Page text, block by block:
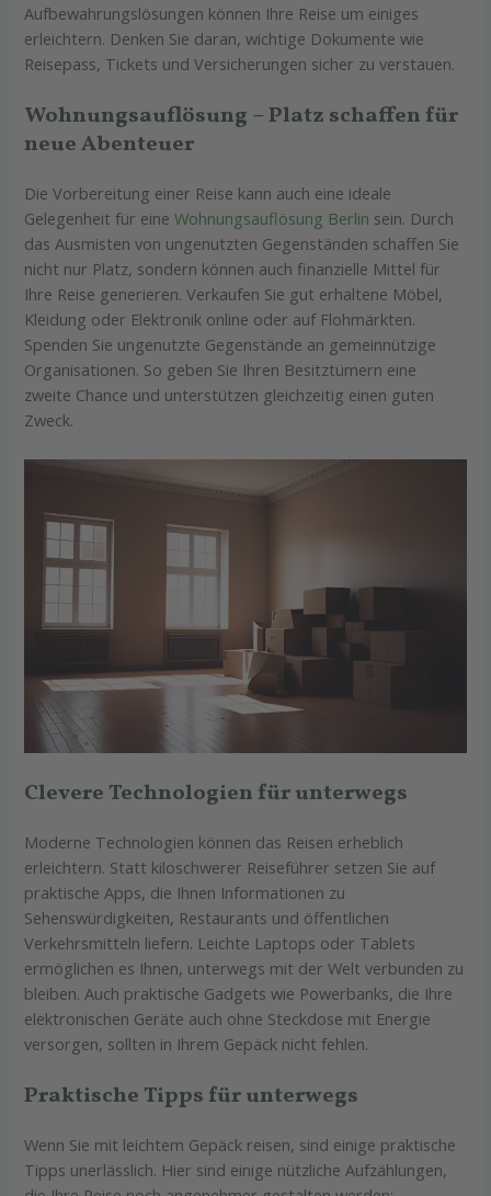
Aufbewahrungslösungen können Ihre Reise um einiges
erleichtern. Denken Sie daran, wichtige Dokumente wie
Reisepass, Tickets und Versicherungen sicher zu verstauen.
Wohnungsauflösung – Platz schaffen für
neue Abenteuer
Die Vorbereitung einer Reise kann auch eine ideale
Gelegenheit für eineWohnungsauflösung Berlin sein. Durch
das Ausmisten von ungenutzten Gegenständen schaffen Sie
nicht nur Platz, sondern können auch finanzielle Mittel für
Ihre Reise generieren. Verkaufen Sie gut erhaltene Möbel,
Kleidung oder Elektronik online oder auf Flohmärkten.
Spenden Sie ungenutzte Gegenstände an gemeinnützige
Organisationen. So geben Sie Ihren Besitztümern eine
zweite Chance und unterstützen gleichzeitig einen guten
Zweck.
Clevere Technologien für unterwegs
Moderne Technologien können das Reisen erheblich
erleichtern. Statt kiloschwerer Reiseführer setzen Sie auf
praktische Apps, die Ihnen Informationen zu
Sehenswürdigkeiten, Restaurants und öffentlichen
Verkehrsmitteln liefern. Leichte Laptops oder Tablets
ermöglichen es Ihnen, unterwegs mit der Welt verbunden zu
bleiben. Auch praktische Gadgets wie Powerbanks, die Ihre
elektronischen Geräte auch ohne Steckdose mit Energie
versorgen, sollten in Ihrem Gepäck nicht fehlen.
Praktische Tipps für unterwegs
Wenn Sie mit leichtem Gepäck reisen, sind einige praktische
Tipps unerlässlich. Hier sind einige nützliche Aufzählungen,